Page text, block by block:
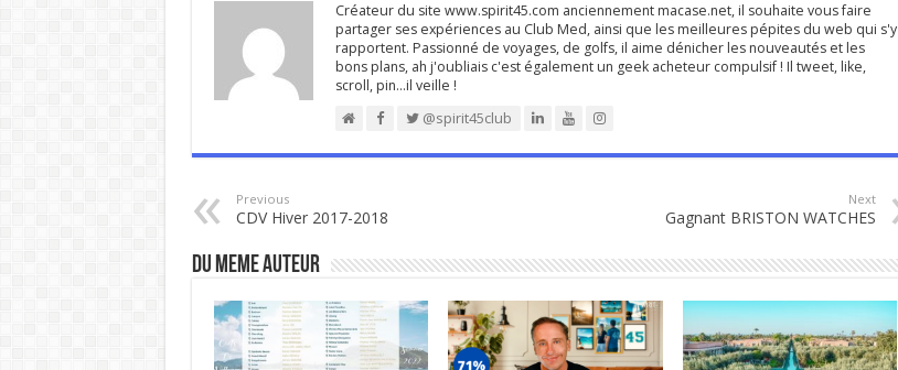
Créateur du site www.spirit45.com anciennement macase.net, il souhaite vous faire
partager ses expériences au Club Med, ainsi que les meilleures pépites du web qui s'y
rapportent. Passionné de voyages, de golfs, il aime dénicher les nouveautés et les
bons plans, ah j'oubliais c'est également un geek acheteur compulsif ! Il tweet, like,
scroll, pin…il veille !
@spirit45club
Previous
CDV Hiver 2017-2018
Next
Gagnant BRISTON WATCHES
DU MEME AUTEUR